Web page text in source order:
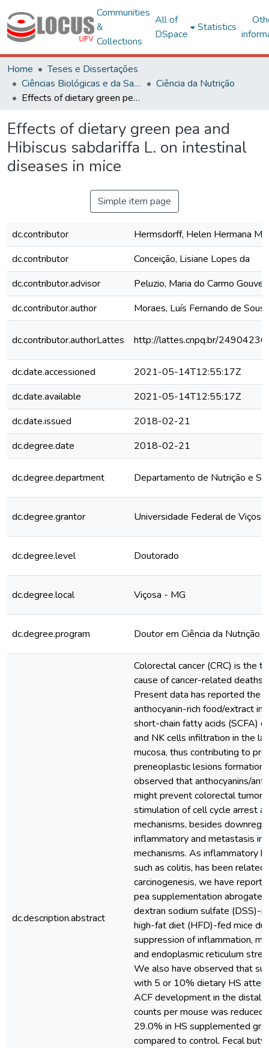
Communities
&
Collections
All of
DSpace
Statistics
Home
Teses e Dissertações
Ciências Biológicas e da Saúde
Ciência da Nutrição
Effects of dietary green pea and Hibiscus sabdariffa L. on intestinal diseases in mice
Effects of dietary green pea and
Hibiscus sabdariffa L. on intestinal
diseases in mice
Simple item page
dc.contributor
Hermsdorff, Helen Hermana
dc.contributor
Conceição, Lisiane Lopes da
dc.contributor.advisor
Peluzio, Maria do Carmo
dc.contributor.author
Moraes, Luís Fernando de Sousa
dc.contributor.authorLattes http://lattes.cnpq.br/
dc.date.accessioned
2021-05-14T12:55:17Z
dc.date.available
2021-05-14T12:55:17Z
dc.date.issued
2018-02-21
dc.degree.date
2018-02-21
dc.degree.department Departamento de Nutrição e
dc.degree.grantor Universidade Federal de Viçosa
dc.degree.level Doutorado
dc.degree.local Viçosa - MG
dc.degree.program Doutor em Ciência da Nutrição
dc.description.abstract
Colorectal cancer (CRC) is the
cause of cancer-related deaths
Present data has reported the
anthocyanin-rich food/extract in
short-chain fatty acids (SCFA)
and NK cells infiltration in the
mucosa, thus contributing to
preneoplastic lesions
observed that anthocyanins/
might prevent colorectal
stimulation of cell cycle arrest
mechanisms, besides
inflammatory and metastasis
mechanisms. As inflammatory
such as colitis, has been
carcinogenesis, we have
pea supplementation
dextran sodium sulfate (DSS)-
high-fat diet (HFD)-fed mice
suppression of inflammation,
and endoplasmic reticulum
We also have observed that
with 5 or 10% dietary HS
ACF development in the distal
counts per mouse was reduced
29.0% in HS supplemented
compared to control. Fecal